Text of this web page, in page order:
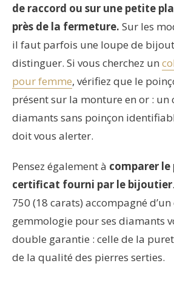
de raccord ou sur une petite
près de la fermeture. Sur les
il faut parfois une loupe de
distinguer. Si vous cherchez un
pour femme, vérifiez que le
présent sur la monture en or : un
diamants sans poinçon
doit vous alerter.
Pensez également à comparer le
certificat fourni par le bijoutier
750 (18 carats) accompagné
gemmologie pour ses diamants
double garantie : celle de la
de la qualité des pierres serties.